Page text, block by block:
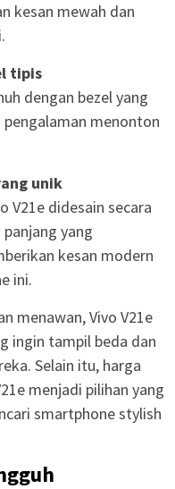
kesan mewah dan
tipis
dengan bezel yang
menonton
unik
V21e didesain secara
yang
kesan modern
ini.
menawan, Vivo V21e
ingin tampil beda dan
Selain itu, harga
menjadi pilihan yang
smartphone stylish